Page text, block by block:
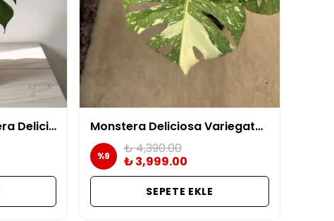
Deve Tabanı (Monstera Deliciosa) 60-70 cm Monstera Deliciosa Variegata (Nadir Tür) 50/60 cm - Alacalı deve tabanı
%9
₺ 4,390.00
₺ 3,999.00
SEPETE EKLE